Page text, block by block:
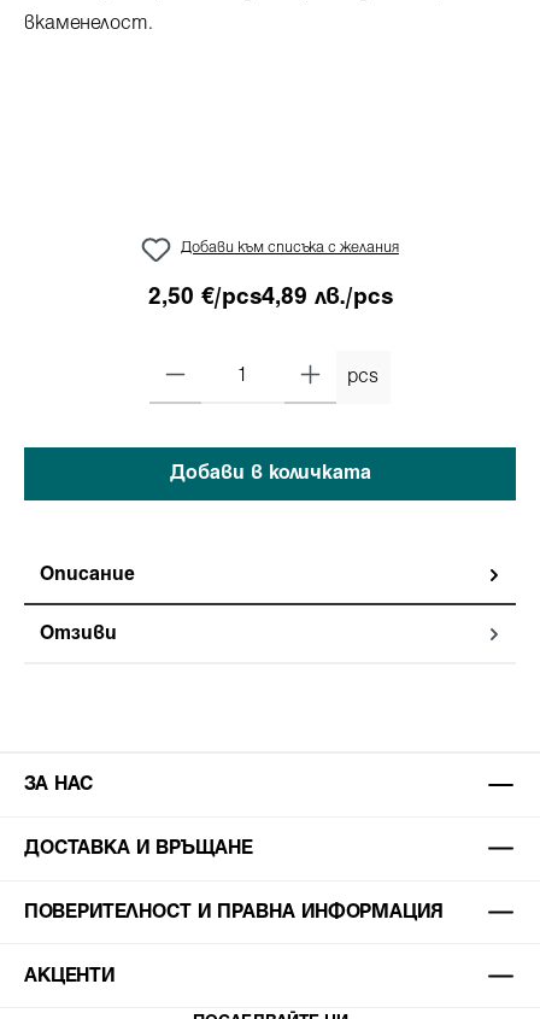
Добави към списъка с желания
2,50 €/pcs4,89 лв./pcs
pcs
Добави в количката
Описание
Отзиви
ЗА НАС
ДОСТАВКА И ВРЪЩАНЕ
ПОВЕРИТЕЛНОСТ И ПРАВНА ИНФОРМАЦИЯ
АКЦЕНТИ